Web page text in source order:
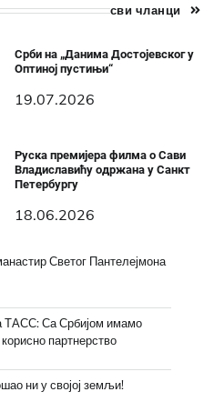
сви чланци
Срби на „Данима Достојевског у
Оптиној пустињи“
19.07.2026
Руска премијера филма о Сави
Владиславићу одржана у Санкт
Петербургу
18.06.2026
Светог Пантелејмона
ТАСС: Са Србијом имамо
партнерство
ни у својој земљи!